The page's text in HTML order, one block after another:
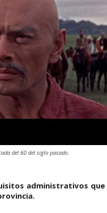
del 60 del siglo pasado.
administrativos